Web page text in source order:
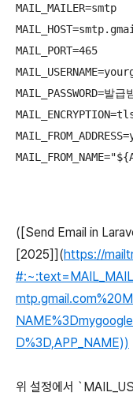
MAIL_MAILER=smtp
MAIL_PORT=465
MAIL_PASSWORD=발
([Send Email in
[2025]](https://
D%3D,APP_NAME))
위 설정에서